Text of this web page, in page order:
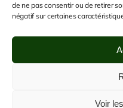
de ne pas consentir ou de retirer
négatif sur certaines
Voir
Politique de
© Copyright
tir sportif des